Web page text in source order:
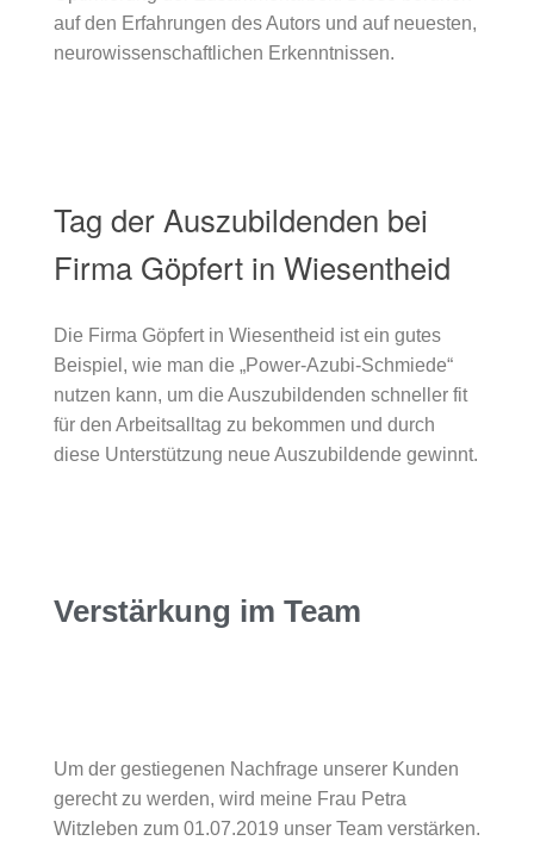
auf den Erfahrungen des Autors und auf neuesten,
neurowissenschaftlichen Erkenntnissen.
Tag der Auszubildenden bei
Firma Göpfert in Wiesentheid
Die Firma Göpfert in Wiesentheid ist ein gutes
Beispiel, wie man die „Power-Azubi-Schmiede“
nutzen kann, um die Auszubildenden schneller fit
für den Arbeitsalltag zu bekommen und durch
diese Unterstützung neue Auszubildende gewinnt.
Verstärkung im Team
Um der gestiegenen Nachfrage unserer Kunden
gerecht zu werden, wird meine Frau Petra
Witzleben zum 01.07.2019 unser Team verstärken.